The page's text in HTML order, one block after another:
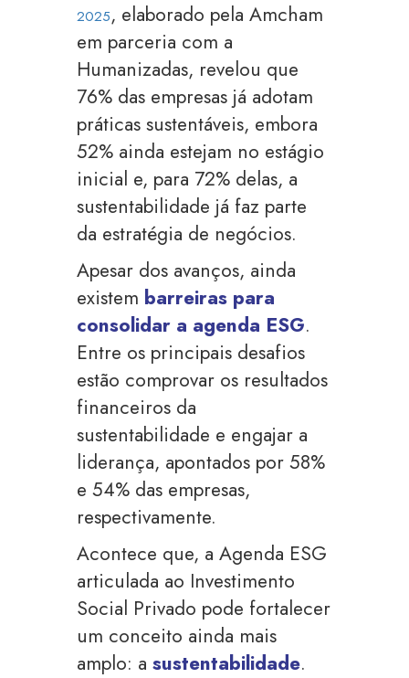
2025, elaborado pela Amcham
em parceria com a
Humanizadas, revelou que
76% das empresas já adotam
práticas sustentáveis, embora
52% ainda estejam no estágio
inicial e, para 72% delas, a
sustentabilidade já faz parte
da estratégia de negócios.
Apesar dos avanços, ainda
existem barreiras para
consolidar a agenda ESG.
Entre os principais desafios
estão comprovar os resultados
financeiros da
sustentabilidade e engajar a
liderança, apontados por 58%
e 54% das empresas,
respectivamente.
Acontece que, a Agenda ESG
articulada ao Investimento
Social Privado pode fortalecer
um conceito ainda mais
amplo: asustentabilidade.